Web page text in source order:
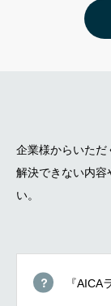
企業様からいただ
解決できない内容
い。
『AICA